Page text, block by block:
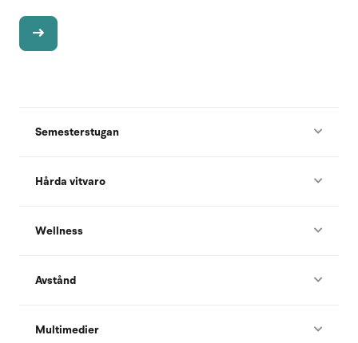
Semesterstugan
Hårda vitvaro
Wellness
Avstånd
Multimedier